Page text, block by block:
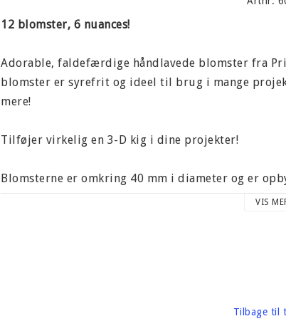
12 blomster, 6 nuances!
Adorable, faldefærdige håndlavede blomster fra
blomster er syrefrit og ideel til brug i mange
mere!
Tilføjer virkelig en 3-D kig i dine projekter!
Blomsterne er omkring 40 mm i diameter og er
shimrande pistil.
VIS
Tilbage til